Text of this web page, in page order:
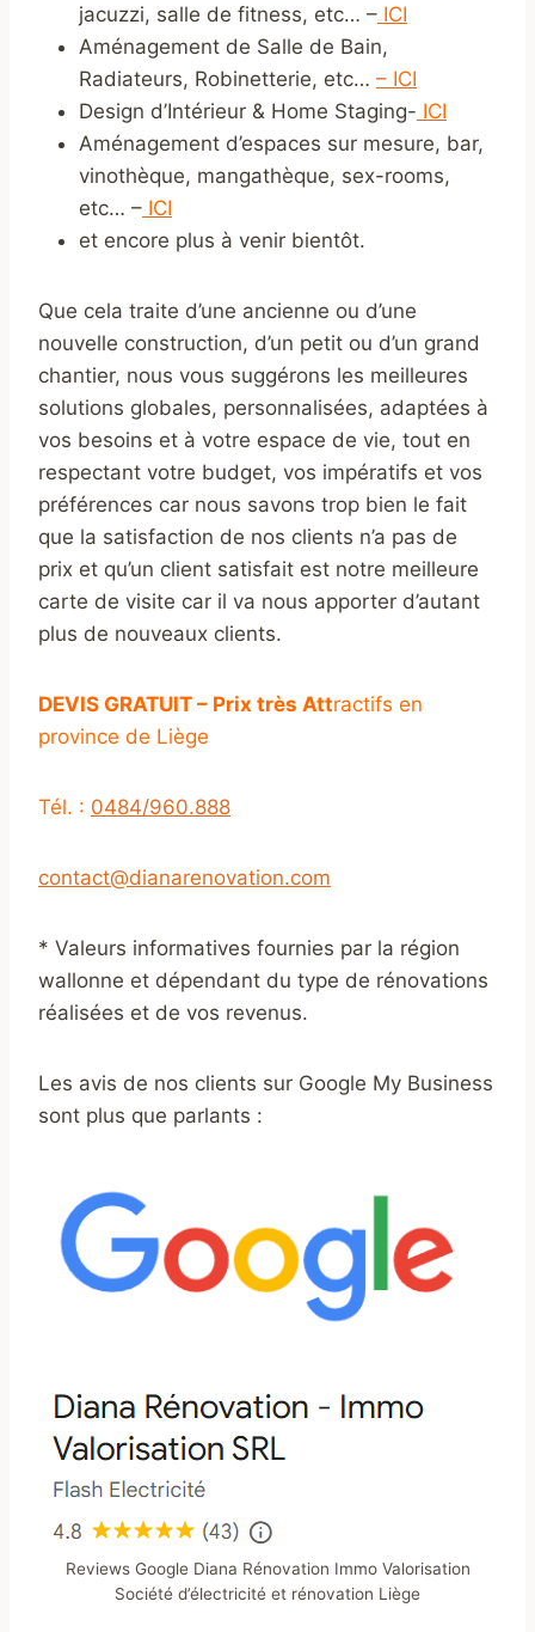
jacuzzi, salle de fitness, etc… – ICI
Aménagement de Salle de Bain,
Radiateurs, Robinetterie, etc… – ICI
Design d’Intérieur & Home Staging- ICI
Aménagement d’espaces sur mesure, bar,
vinothèque, mangathèque, sex-rooms,
etc… – ICI
et encore plus à venir bientôt.
Que cela traite d’une ancienne ou d’une
nouvelle construction, d’un petit ou d’un grand
chantier, nous vous suggérons les meilleures
solutions globales, personnalisées, adaptées à
vos besoins et à votre espace de vie, tout en
respectant votre budget, vos impératifs et vos
préférences car nous savons trop bien le fait
que la satisfaction de nos clients n’a pas de
prix et qu’un client satisfait est notre meilleure
carte de visite car il va nous apporter d’autant
plus de nouveaux clients.
DEVIS GRATUIT – Prix très Attractifs en
province de Liège
Tél. : 0484/960.888
contact@dianarenovation.com
* Valeurs informatives fournies par la région
wallonne et dépendant du type de rénovations
réalisées et de vos revenus.
Les avis de nos clients sur Google My Business
sont plus que parlants :
Reviews Google Diana Rénovation Immo Valorisation
Société d’électricité et rénovation Liège